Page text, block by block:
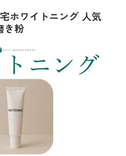
ホワイトニング 人気
き粉